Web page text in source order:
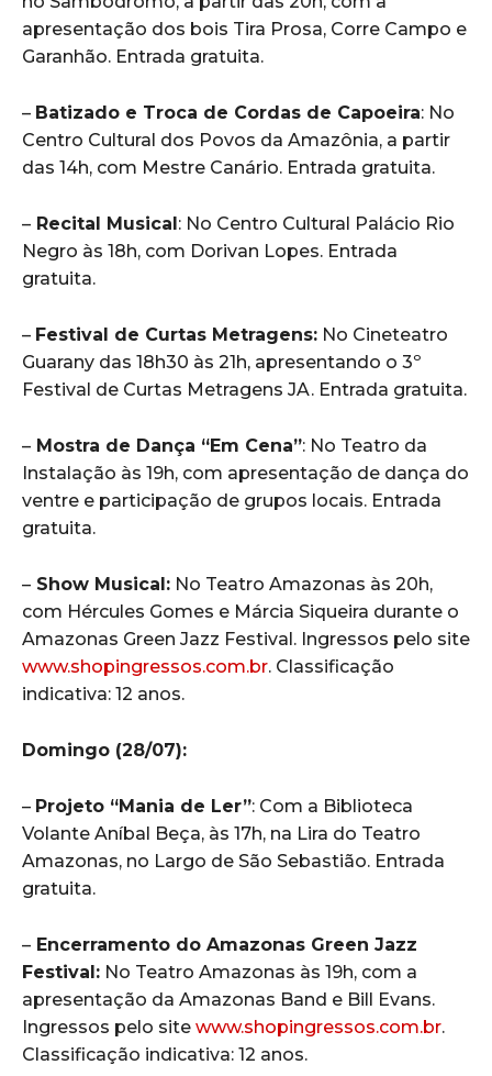
apresentação dos bois Tira Prosa, Corre Campo e
Garanhão. Entrada gratuita.
– Batizado e Troca de Cordas de Capoeira: No
Centro Cultural dos Povos da Amazônia, a partir
das 14h, com Mestre Canário. Entrada gratuita.
– Recital Musical : No Centro Cultural Palácio Rio
Negro às 18h, com Dorivan Lopes. Entrada
gratuita.
– Festival de Curtas Metragens: No Cineteatro
Guarany das 18h30 às 21h, apresentando o 3º
Festival de Curtas Metragens JA. Entrada gratuita.
– Mostra de Dança “Em Cena”: No Teatro da
Instalação às 19h, com apresentação de dança do
ventre e participação de grupos locais. Entrada
gratuita.
– Show Musical: No Teatro Amazonas às 20h,
com Hércules Gomes e Márcia Siqueira durante o
Amazonas Green Jazz Festival. Ingressos pelo site
www.shopingressos.com.br. Classificação
indicativa: 12 anos.
Domingo (28/07):
– Projeto “Mania de Ler”: Com a Biblioteca
Volante Aníbal Beça, às 17h, na Lira do Teatro
Amazonas, no Largo de São Sebastião. Entrada
gratuita.
– Encerramento do Amazonas Green Jazz
Festival: No Teatro Amazonas às 19h, com a
apresentação da Amazonas Band e Bill Evans.
Ingressos pelo site www.shopingressos.com.br.
Classificação indicativa: 12 anos.